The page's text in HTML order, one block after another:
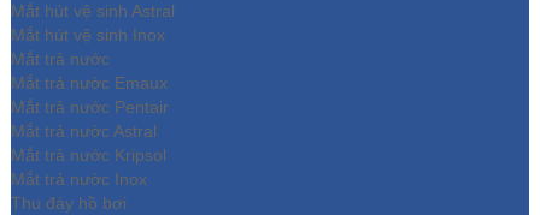
Mắt hút vệ sinh Astral
Mắt hút vệ sinh Inox
Mắt trả nước
Mắt trả nước Emaux
Mắt trả nước Pentair
Mắt trả nước Astral
Mắt trả nước Kripsol
Mắt trả nước Inox
Thu đáy hồ bơi